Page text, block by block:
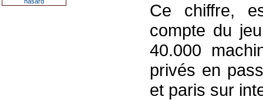
Ce chiffre,
compte du
40.000
privés en
et paris sur